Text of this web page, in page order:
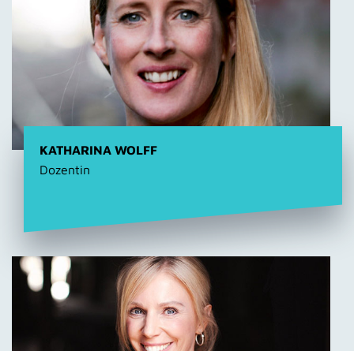
KATHARINA WOLFF
Dozentin